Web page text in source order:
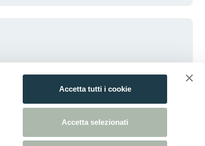
Accetta tutti i cookie
Accetta selezionati